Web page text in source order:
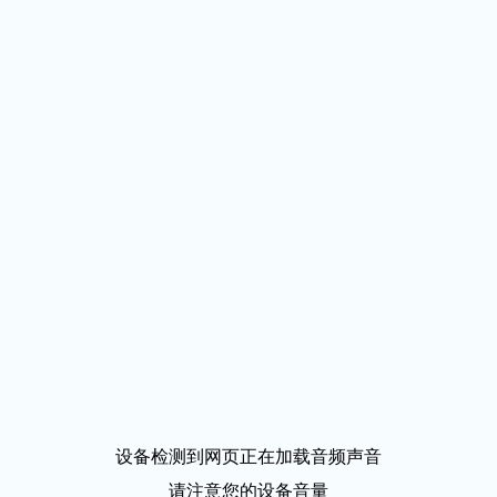
设备检测到网页正在加载音频声音
请注意您的设备音量